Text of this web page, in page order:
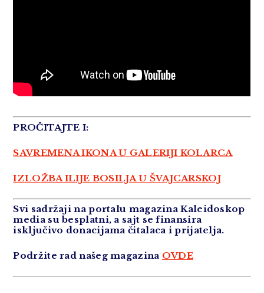
PROČITAJTE I:
SAVREMENA IKONA U GALERIJI KOLARCA
IZLOŽBA ILIJE BOSILJA U ŠVAJCARSKOJ
Svi sadržaji na portalu magazina Kaleidoskop
media su besplatni, a sajt se finansira
isključivo donacijama čitalaca i prijatelja.
Podržite rad našeg magazina OVDE